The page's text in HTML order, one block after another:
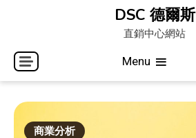
DSC 德爾斯
直銷中心網站
Menu
商業分析